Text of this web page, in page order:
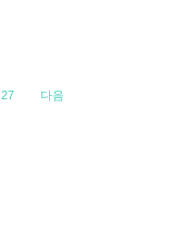
27 다음